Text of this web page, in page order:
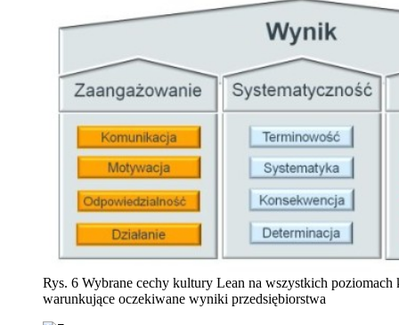
Rys. 6 Wybrane cechy kultury Lean na wszystkich
warunkujące oczekiwane wyniki przedsiębiorstwa